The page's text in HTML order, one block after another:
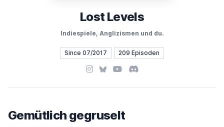
Lost Levels
Indiespiele, Anglizismen und du.
Since 07/2017 209 Episoden
Instagram
BlueskyYouTubeDiscord
Gemütlich gegruselt